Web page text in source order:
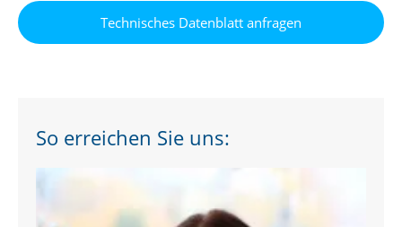
So erreichen Sie uns: